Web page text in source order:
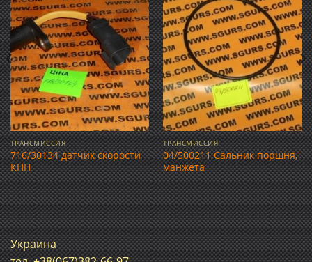
в список
желаний
ТРАНСМИССИЯ
716/30134 датчик скорости
КПП
в список
желаний
ТРАНСМИССИЯ
04/500211 Сальник поршня,
манжета
Украина